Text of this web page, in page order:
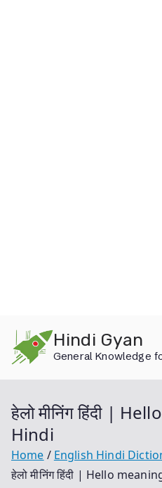
content
Hindi Gyan
General Knowledge
हेलो मीनिंग हिंदी |
Hindi
Home
English Hindi
हेलो मीनिंग हिंदी | Hello